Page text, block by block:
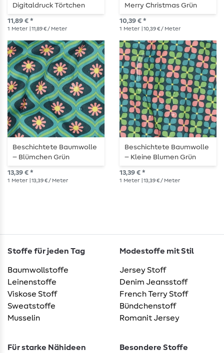
Digitaldruck Törtchen
Grau
11,89 € *
1 Meter | 11,89 € / Meter
Merry Christmas Grün
10,39 € *
1 Meter | 10,39 € / Meter
Beschichtete Baumwolle
– Blümchen Grün
13,39 € *
1 Meter | 13,39 € / Meter
Beschichtete Baumwolle
– Kleine Blumen Grün
13,39 € *
1 Meter | 13,39 € / Meter
Stoffe für jeden Tag
Baumwollstoffe
Leinenstoffe
Viskose Stoff
Sweatstoffe
Musselin
Modestoffe mit Stil
Jersey Stoff
Denim Jeansstoff
French Terry Stoff
Bündchenstoff
Romanit Jersey
Für starke Nähideen Besondere Stoffe